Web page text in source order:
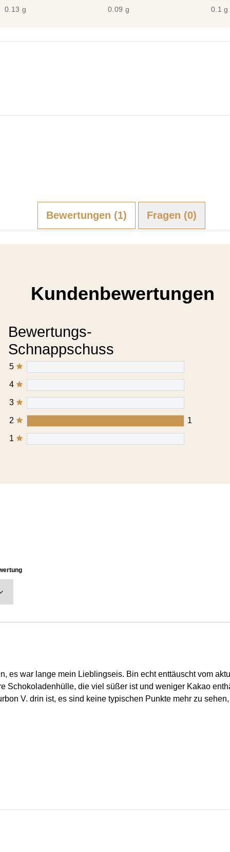
0.13 g
0.09 g 0.1 g
Bewertungen (1) Fragen (0)
Kundenbewertungen
Bewertungs-
Schnappschuss
5
4
3
2 1
1
es war lange mein Lieblingseis. Bin echt enttäuscht vom
Schokoladenhülle, die viel süßer ist und weniger Kakao
V. drin ist, es sind keine typischen Punkte mehr zu